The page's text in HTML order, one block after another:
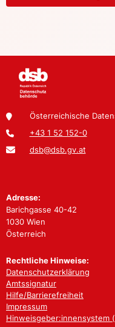
Österreichische
+43 1 52 152-0
dsb@dsb.gv.at
Adresse:
Barichgasse 40-42
1030 Wien
Österreich
Rechtliche Hinweise:
Datenschutzerklärung
Amtssignatur
Hilfe/Barrierefreiheit
Impressum
Hinweisgeber:innensystem